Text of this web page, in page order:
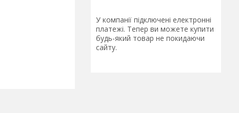
У компанії підключені електронні
платежі. Тепер ви можете купити
будь-який товар не покидаючи
сайту.